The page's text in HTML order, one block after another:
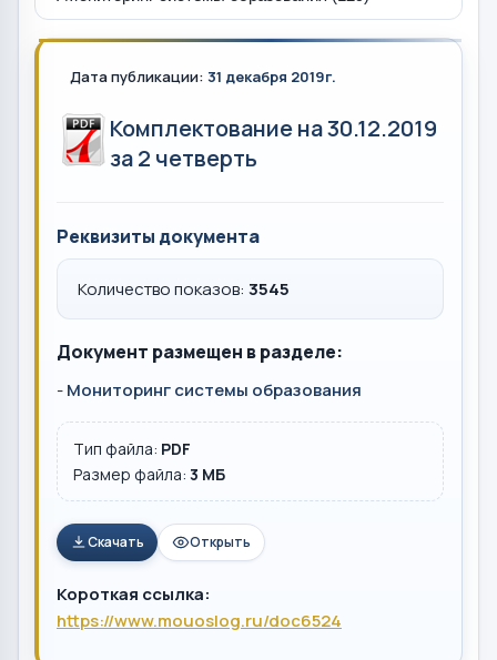
Дата публикации: 31 декабря 2019г.
Комплектование на 30.12.2019
за 2 четверть
Реквизиты документа
Количество показов: 3545
Документ размещен в разделе:
-Мониторинг системы образования
Тип файла: PDF
Размер файла: 3 MБ
Скачать Открыть
Короткая ссылка:
https://www.mouoslog.ru/doc6524